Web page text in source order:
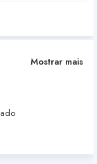
Mostrar mais